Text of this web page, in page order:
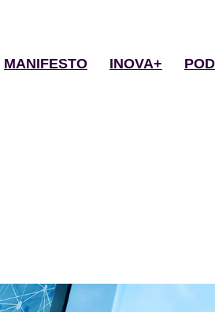
MANIFESTO INOVA+